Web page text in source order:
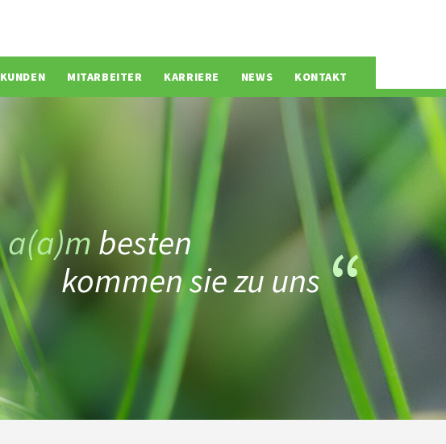
KUNDEN MITARBEITER KARRIERE NEWS KONTAKT
a(a)m besten
kommen sie zu uns